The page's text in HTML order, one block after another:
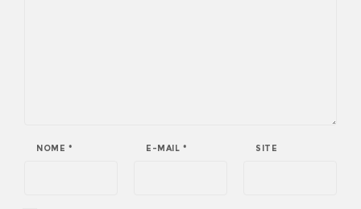
NOME * E-MAIL* SITE